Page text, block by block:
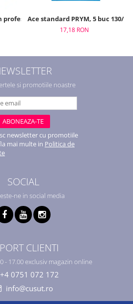
profesional, Prym
Ace standard PRYM, 5 buc 130/
17,18 RON
si promotiile noastre
newsletter cu promotiile
mai multe in Politica de
SOCIAL
ne in social media
CLIENTI
- 17.00 exclusiv magazin online
+4 0751 072 172
info@cusut.ro